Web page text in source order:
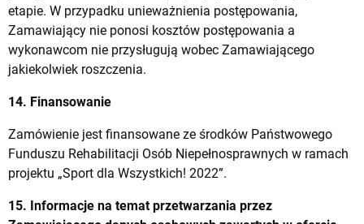
etapie. W przypadku unieważnienia postępowania,
Zamawiający nie ponosi kosztów postępowania a
wykonawcom nie przysługują wobec Zamawiającego
jakiekolwiek roszczenia.
14. Finansowanie
Zamówienie jest finansowane ze środków Państwowego
Funduszu Rehabilitacji Osób Niepełnosprawnych w ramach
projektu „Sport dla Wszystkich! 2022”.
15. Informacje na temat przetwarzania przez